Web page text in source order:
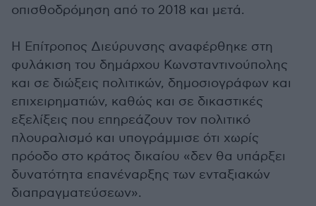
οπισθοδρόμηση από το 2018 και μετά.
Η Επίτροπος Διεύρυνσης αναφέρθηκε στη
φυλάκιση του δημάρχου Κωνσταντινούπολης
και σε διώξεις πολιτικών, δημοσιογράφων και
επιχειρηματιών, καθώς και σε δικαστικές
εξελίξεις που επηρεάζουν τον πολιτικό
πλουραλισμό και υπογράμμισε ότι χωρίς
πρόοδο στο κράτος δικαίου «δεν θα υπάρξει
δυνατότητα επανέναρξης των ενταξιακών
διαπραγματεύσεων».